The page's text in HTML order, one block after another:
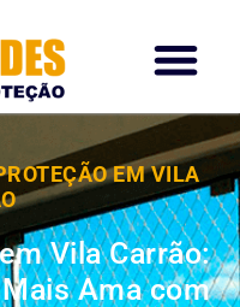
EM VILA
Vila Carrão:
Ama com